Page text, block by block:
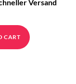
Versand
CART